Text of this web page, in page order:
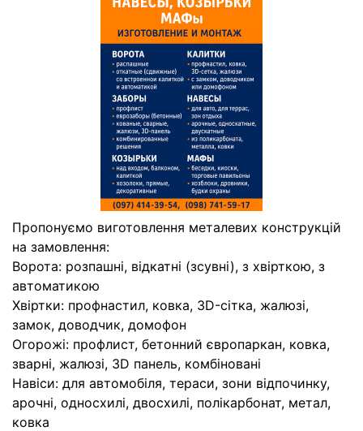
Пропонуємо виготовлення металевих конструкцій
на замовлення:
Ворота: розпашні, відкатні (зсувні), з хвірткою, з
автоматикою
Хвіртки: профнастил, ковка, 3D-сітка, жалюзі,
замок, доводчик, домофон
Огорожі: профлист, бетонний європаркан, ковка,
зварні, жалюзі, 3D панель, комбіновані
Навіси: для автомобіля, тераси, зони відпочинку,
арочні, односхилі, двосхилі, полікарбонат, метал,
ковка